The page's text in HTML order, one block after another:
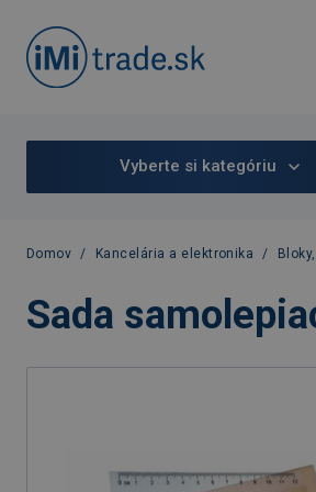
Vyberte si kategóriu
Domov / Kancelária a elektronika /
Sada